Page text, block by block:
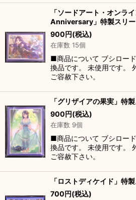
「ソードアート・オンラ
Anniversary」特製スリ
900円(税込)
在庫数 15個
■商品について ブシロー
換品です。 未使用です。
ご容赦下さい。
「グリザイアの果実」特
900円(税込)
在庫数 9個
■商品について ブシロー
換品です。 未使用です。
ご容赦下さい。
「ロストディケイド」特
700円(税込)